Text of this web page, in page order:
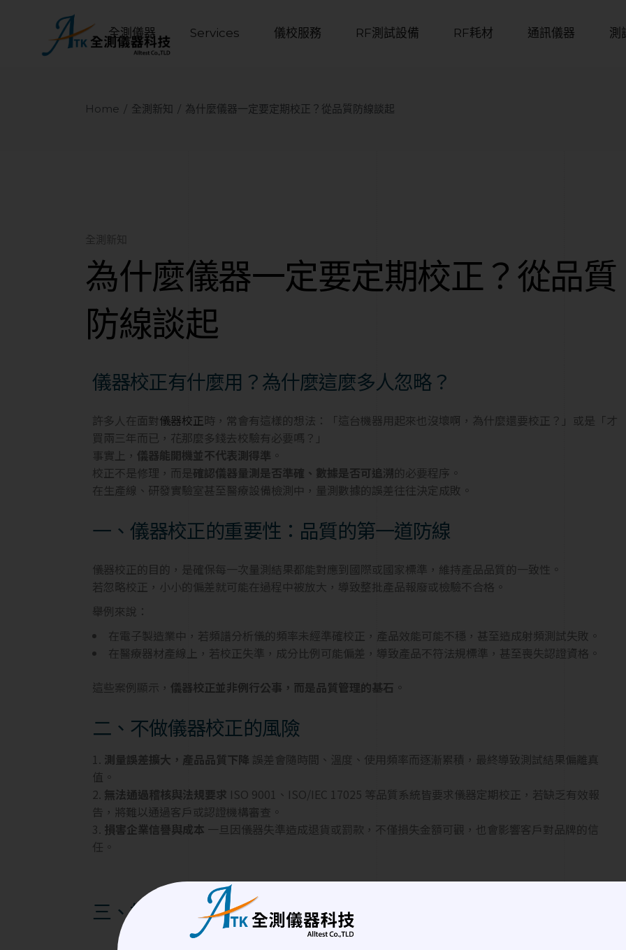
全測儀器 Services 儀校服務 RF測試設備 RF耗材 通訊儀器 測
Home 全測新知 為什麼儀器一定要定期校正？從品質防線談起
全測新知
為什麼儀器一定要定期校正？從品質
防線談起
儀器校正有什麼用？為什麼這麼多人忽略？
許多人在面對儀器校正時，常會有這樣的想法：「這台機器用起來也沒壞啊，為什麼還要校正？」或是「才
買兩三年而已，花那麼多錢去校驗有必要嗎？」
事實上， 儀器能開機並不代表測得準
校正不是修理，而是確認儀器量測是否準確、數據是否可追溯的必要程序。
在生產線、研發實驗室甚至醫療設備檢測中，量測數據的誤差往往決定成敗。
一、儀器校正的重要性：品質的第一道防線
儀器校正的目的，是確保每一次量測結果都能對應到國際或國家標準，維持產品品質的一致性。
若忽略校正，小小的偏差就可能在過程中被放大，導致整批產品報廢或檢驗不合格。
舉例來說：
在電子製造業中，若頻譜分析儀的頻率未經準確校正，產品效能可能不穩，甚至造成射頻測試失敗。
在醫療器材產線上，若校正失準，成分比例可能偏差，導致產品不符法規標準，甚至喪失認證資格。
這些案例顯示， 儀器校正並非例行公事，而是品質管理的基石
二、不做儀器校正的風險
測量誤差擴大，產品品質下降 誤差會隨時間、溫度、使用頻率而逐漸累積，最終導致測試結果偏離真
值。
無法通過稽核與法規要求 ISO 9001、ISO/IEC 17025 等品質系統皆要求儀器定期校正，若缺乏有效報
告，將難以通過客戶或認證機構審查。
損害企業信譽與成本 一旦因儀器失準造成退貨或罰款，不僅損失金額可觀，也會影響客戶對品牌的信
任。
三、如何正確進行儀器校正？